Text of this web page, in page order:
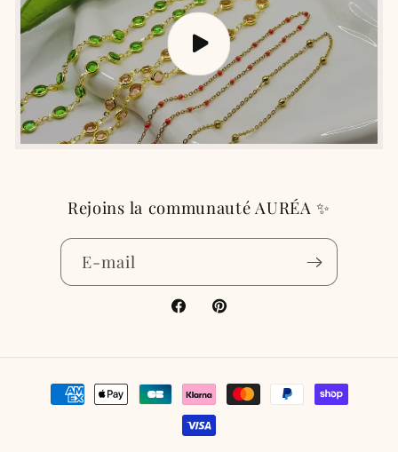
Rejoins la communauté AURÉA ✨
E-mail
FacebookPinterest
Moyens
de